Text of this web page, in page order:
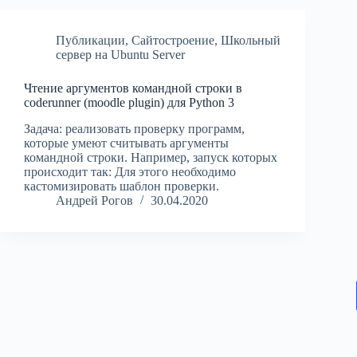
Публикации, Сайтостроение, Школьный
сервер на Ubuntu Server
Чтение аргументов командной строки в
coderunner (moodle plugin) для Python 3
Задача: реализовать проверку программ,
которые умеют считывать аргументы
командной строки. Например, запуск которых
происходит так: Для этого необходимо
кастомизировать шаблон проверки.
Андрей Рогов
30.04.2020